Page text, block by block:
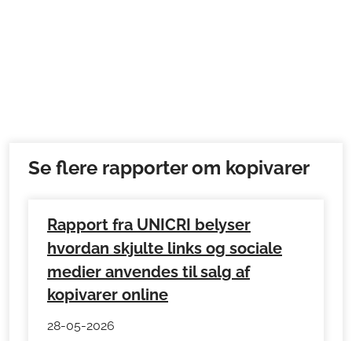
Se flere rapporter om kopivarer
Rapport fra UNICRI belyser
hvordan skjulte links og sociale
medier anvendes til salg af
kopivarer online
28-05-2026